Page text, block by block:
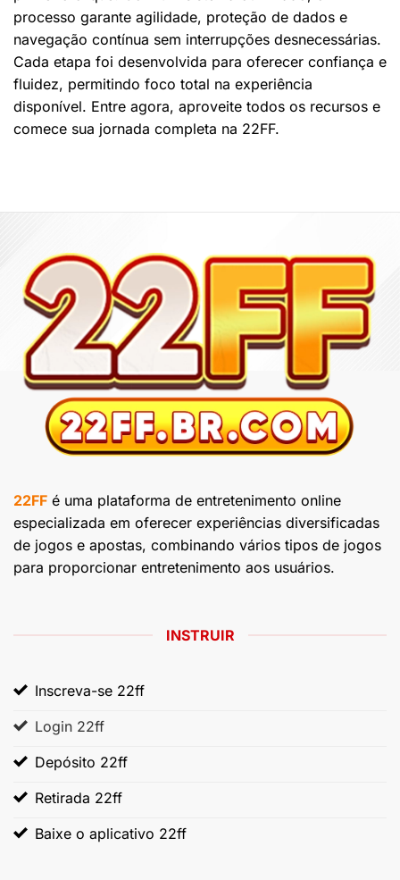
processo garante agilidade, proteção de dados e
navegação contínua sem interrupções desnecessárias.
Cada etapa foi desenvolvida para oferecer confiança e
fluidez, permitindo foco total na experiência
disponível. Entre agora, aproveite todos os recursos e
comece sua jornada completa na 22FF.
22FF é uma plataforma de entretenimento online
especializada em oferecer experiências diversificadas
de jogos e apostas, combinando vários tipos de jogos
para proporcionar entretenimento aos usuários.
INSTRUIR
Inscreva-se 22ff
Login 22ff
Depósito 22ff
Retirada 22ff
Baixe o aplicativo 22ff